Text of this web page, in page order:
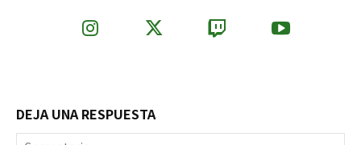
DEJA UNA RESPUESTA